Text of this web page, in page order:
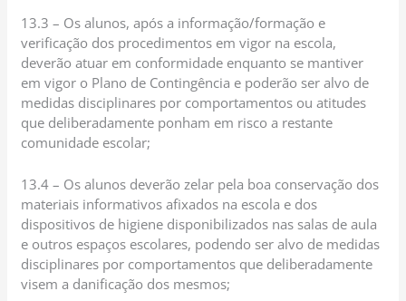
13.3 – Os alunos, após a informação/formação e
verificação dos procedimentos em vigor na escola,
deverão atuar em conformidade enquanto se mantiver
em vigor o Plano de Contingência e poderão ser alvo de
medidas disciplinares por comportamentos ou atitudes
que deliberadamente ponham em risco a restante
comunidade escolar;
13.4 – Os alunos deverão zelar pela boa conservação dos
materiais informativos afixados na escola e dos
dispositivos de higiene disponibilizados nas salas de aula
e outros espaços escolares, podendo ser alvo de medidas
disciplinares por comportamentos que deliberadamente
visem a danificação dos mesmos;